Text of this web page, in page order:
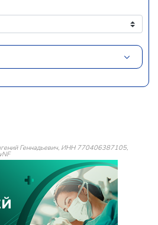
Геннадьевич, ИНН 770406387105,